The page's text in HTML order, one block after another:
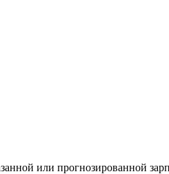
или прогнозированной